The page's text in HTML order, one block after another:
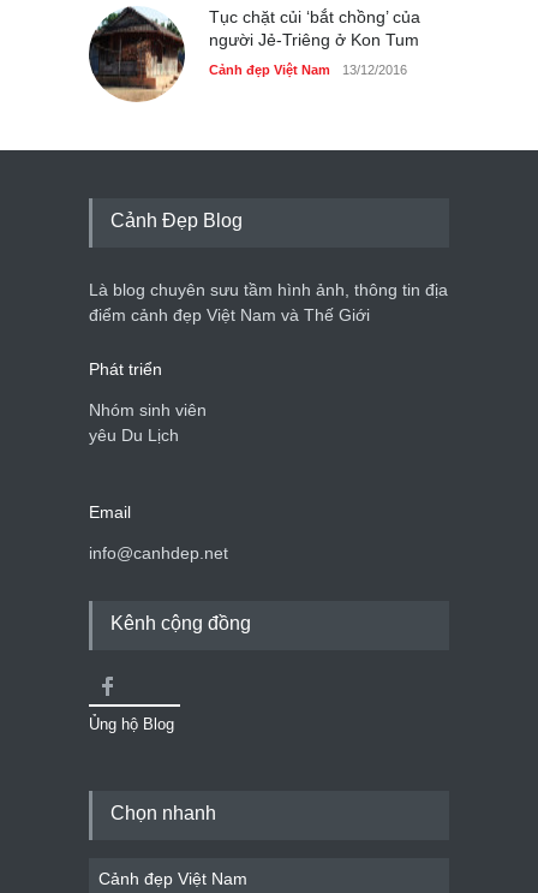
Tục chặt củi ‘bắt chồng’ của
người Jẻ-Triêng ở Kon Tum
Cảnh đẹp Việt Nam 13/12/2016
Cảnh Đẹp Blog
Là blog chuyên sưu tầm hình ảnh, thông tin địa
điểm cảnh đẹp Việt Nam và Thế Giới
Phát triển
Nhóm sinh viên
yêu Du Lịch
Email
info@canhdep.net
Kênh cộng đồng
Ủng hộ Blog
Chọn nhanh
Cảnh đẹp Việt Nam